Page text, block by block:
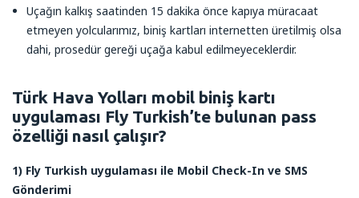
Uçağın kalkış saatinden 15 dakika önce kapıya müracaat
etmeyen yolcularımız, biniş kartları internetten üretilmiş olsa
dahi, prosedür gereği uçağa kabul edilmeyeceklerdir.
Türk Hava Yolları mobil biniş kartı
uygulaması Fly Turkish’te bulunan pass
özelliği nasıl çalışır?
1) Fly Turkish uygulaması ile Mobil Check-In ve SMS
Gönderimi